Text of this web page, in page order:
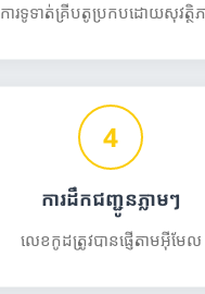
ការទូទាត់គ្រីបតូប្រកបដោយសុវត្ថិ
4
ការដឹកជញ្ជូនភ្លាមៗ
លេខកូដត្រូវបានផ្ញើតាមអ៊ីមែល